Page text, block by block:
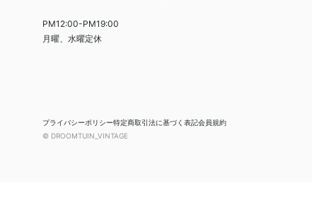
PM12:00-PM19:00
月曜、水曜定休
プライバシーポリシー特定商取引法に基づく表記会員規約
© DROOMTUIN_VINTAGE